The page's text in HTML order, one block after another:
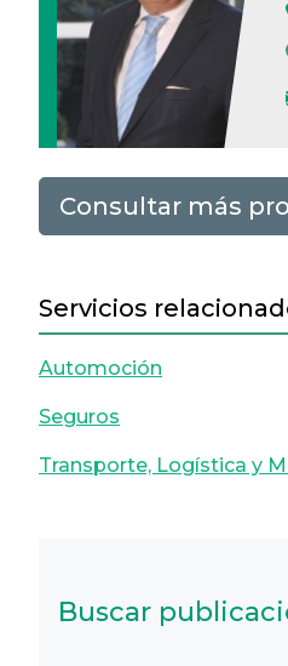
Consultar más
Servicios
Automoción
Seguros
Transporte, Logística y
Buscar